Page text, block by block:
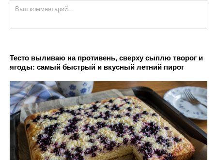
Тесто выливаю на противень, сверху сыплю творог и
ягоды: самый быстрый и вкусный летний пирог